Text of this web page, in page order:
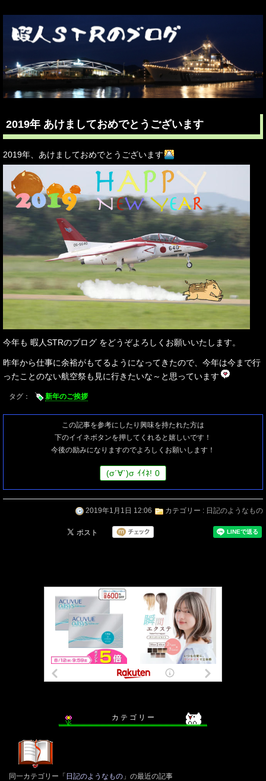
2019年 あけましておめでとうございます
2019年、あけましておめでとうございます
今年も 暇人STRのブログ をどうぞよろしくお願いいたします。
昨年から仕事に余裕がもてるようになってきたので、今年は今まで行
ったことのない航空祭も見に行きたいな～と思っています
タグ： 新年のご挨拶
この記事を参考にしたり興味を持たれた方は
下のイイネボタンを押してくれると嬉しいです！
今後の励みになりますのでよろしくお願いします！
(σ´∀`)σ ｲｲﾈ! 0
2019年1月1日 12:06 カテゴリー : 日記のようなもの
カ テ ゴ リ ー
同一カテゴリー「 日記のようなもの 」の最近の記事